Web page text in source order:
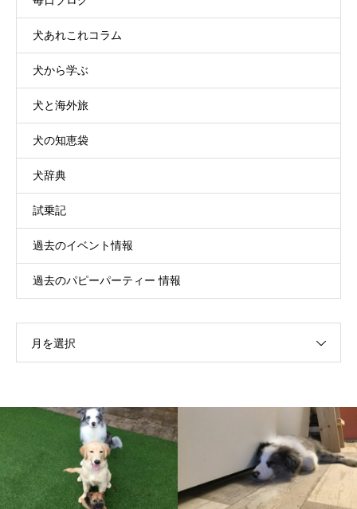
犬あれこれコラム
犬から学ぶ
犬と海外旅
犬の知恵袋
犬辞典
試乗記
過去のイベント情報
過去のパピーパーティー 情報
月を選択